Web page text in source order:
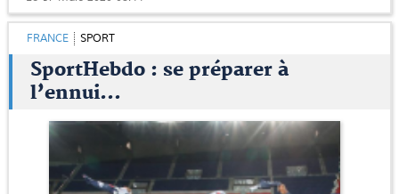
FRANCE SPORT
SportHebdo : se préparer à
l’ennui…